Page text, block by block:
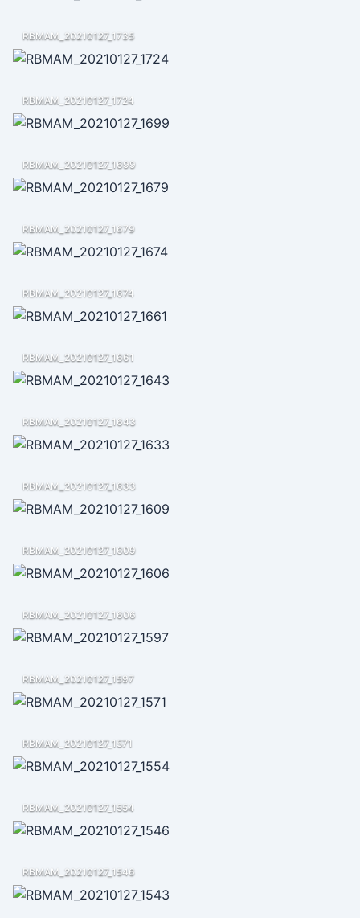
RBMAM_20210127_1735
RBMAM_20210127_1724
RBMAM_20210127_1699
RBMAM_20210127_1679
RBMAM_20210127_1674
RBMAM_20210127_1661
RBMAM_20210127_1643
RBMAM_20210127_1633
RBMAM_20210127_1609
RBMAM_20210127_1606
RBMAM_20210127_1597
RBMAM_20210127_1571
RBMAM_20210127_1554
RBMAM_20210127_1546